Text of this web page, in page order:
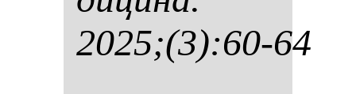
2025;(3):60-64